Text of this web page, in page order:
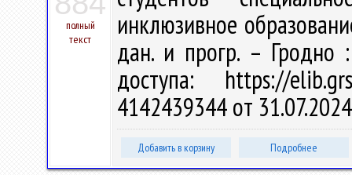
полный
текст
инклюзивное
дан. и прогр. –
доступа: https://
4142439344 от
Добавить в корзину Подробнее